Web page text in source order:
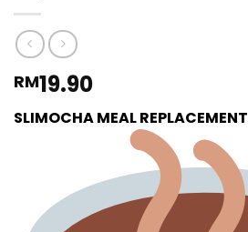
RM19.90
SLIMOCHA MEAL REPLACEMENT